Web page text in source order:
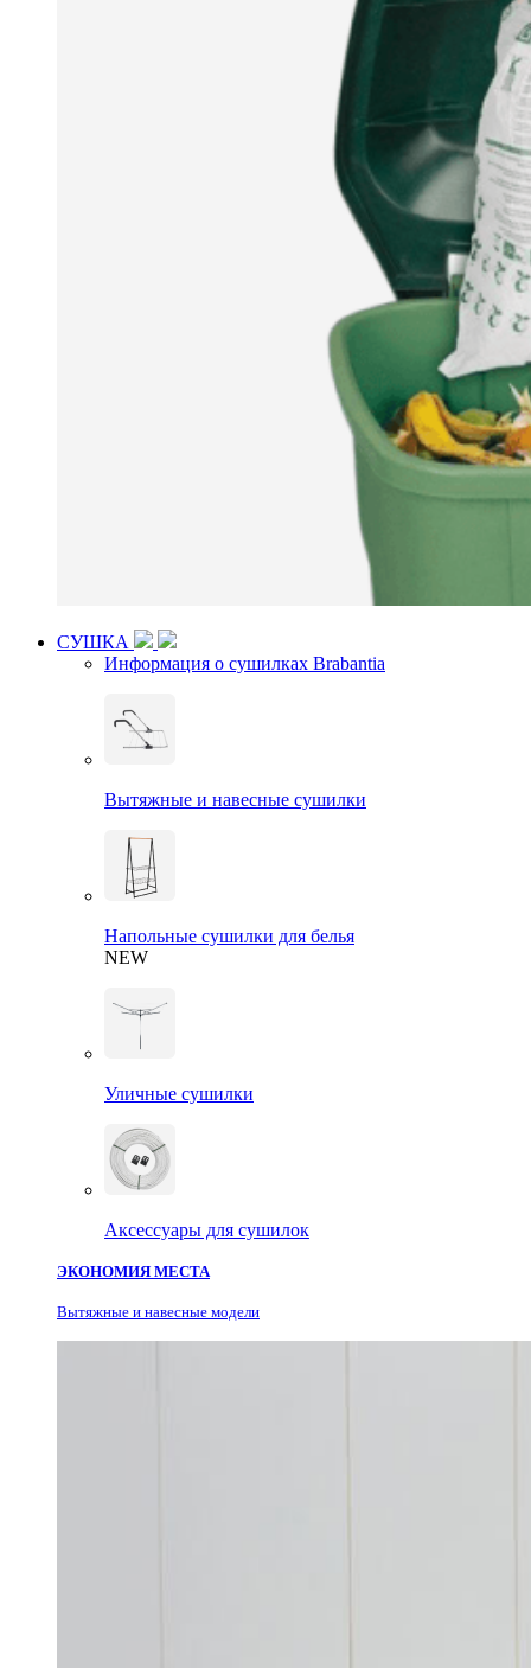
СУШКА
Информация о сушилках Brabantia
Вытяжные и навесные сушилки
Напольные сушилки для белья
NEW
Уличные сушилки
Аксессуары для сушилок
ЭКОНОМИЯ МЕСТА
Вытяжные и навесные модели